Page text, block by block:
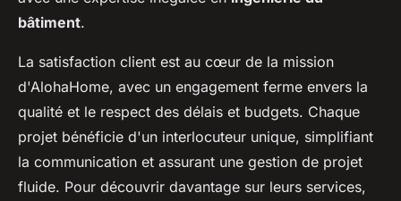
bâtiment.
La satisfaction client est au cœur de la mission
d'AlohaHome, avec un engagement ferme envers la
qualité et le respect des délais et budgets. Chaque
projet bénéficie d'un interlocuteur unique, simplifiant
la communication et assurant une gestion de projet
fluide. Pour découvrir davantage sur leurs services,